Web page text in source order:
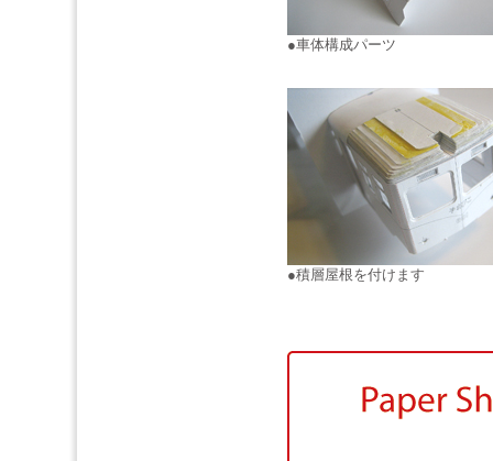
●車体構成パーツ
●積層屋根を付けます